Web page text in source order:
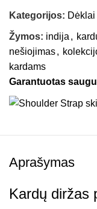
Kategorijos: Dėklai
Žymos: indija ,
nešiojimas,
kardams
Garantuotas
Aprašymas
Kardų diržas